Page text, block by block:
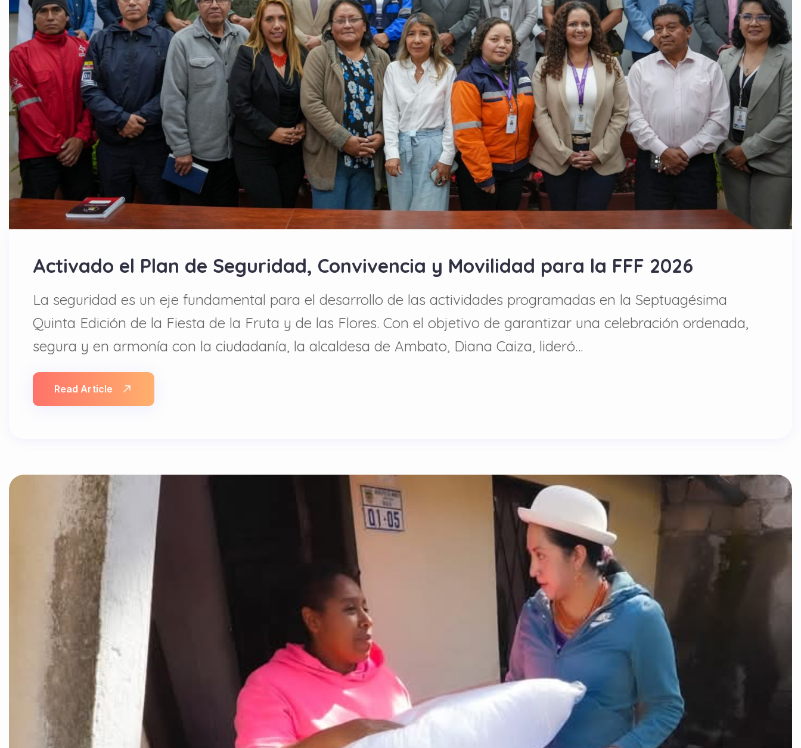
Activado el Plan de Seguridad, Convivencia y Movilidad para la FFF 2026
La seguridad es un eje fundamental para el desarrollo de las actividades programadas en la Septuagésima
Quinta Edición de la Fiesta de la Fruta y de las Flores. Con el objetivo de garantizar una celebración ordenada,
segura y en armonía con la ciudadanía, la alcaldesa de Ambato, Diana Caiza, lideró…
Read Article